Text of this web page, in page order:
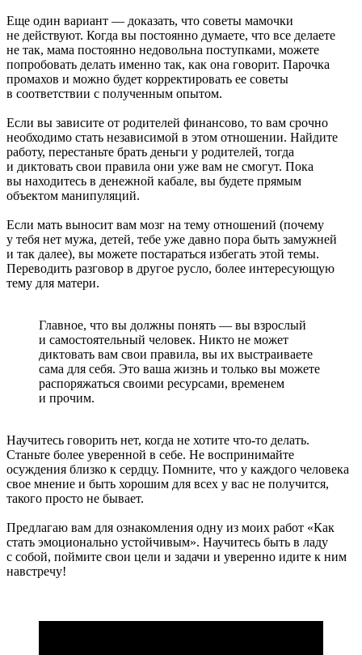
Еще один вариант — доказать, что советы мамочки
не действуют. Когда вы постоянно думаете, что все делаете
не так, мама постоянно недовольна поступками, можете
попробовать делать именно так, как она говорит. Парочка
промахов и можно будет корректировать ее советы
в соответствии с полученным опытом.
Если вы зависите от родителей финансово, то вам срочно
необходимо стать независимой в этом отношении. Найдите
работу, перестаньте брать деньги у родителей, тогда
и диктовать свои правила они уже вам не смогут. Пока
вы находитесь в денежной кабале, вы будете прямым
объектом манипуляций.
Если мать выносит вам мозг на тему отношений (почему
у тебя нет мужа, детей, тебе уже давно пора быть замужней
и так далее), вы можете постараться избегать этой темы.
Переводить разговор в другое русло, более интересующую
тему для матери.
Главное, что вы должны понять — вы взрослый
и самостоятельный человек. Никто не может
диктовать вам свои правила, вы их выстраиваете
сама для себя. Это ваша жизнь и только вы можете
распоряжаться своими ресурсами, временем
и прочим.
Научитесь говорить нет, когда не хотите что-то делать.
Станьте более уверенной в себе. Не воспринимайте
осуждения близко к сердцу. Помните, что у каждого человека
свое мнение и быть хорошим для всех у вас не получится,
такого просто не бывает.
Предлагаю вам для ознакомления одну из моих работ «Как
стать эмоционально устойчивым». Научитесь быть в ладу
с собой, поймите свои цели и задачи и уверенно идите к ним
навстречу!